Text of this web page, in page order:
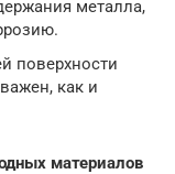
металла,
поверхности
как и
материалов